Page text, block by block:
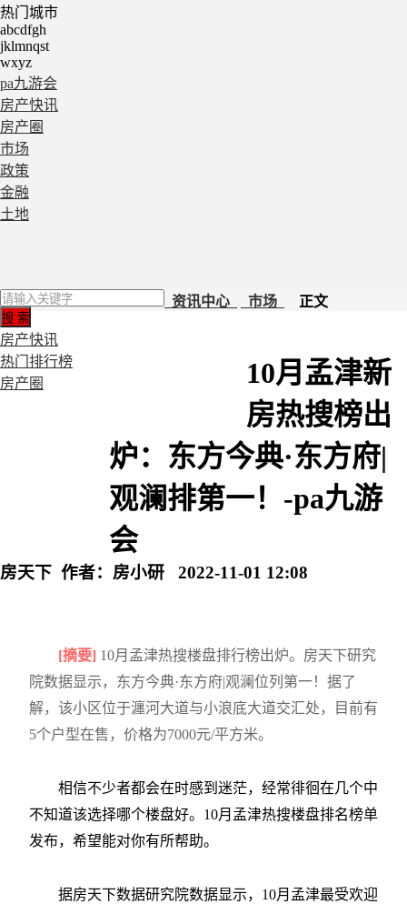
热门城市
abcdfgh
jklmnqst
wxyz
pa九游会
房产快讯
房产圈
市场
政策
金融
土地
房产快讯
热门排行榜
房产圈
资讯中心 市场 正文
10月孟津新
房热搜榜出
炉：东方今典·东方府|
观澜排第一！-pa九游
会
房天下 作者：房小研 2022-11-01 12:08
[摘要] 10月孟津热搜楼盘排行榜出炉。房天下研究
院数据显示，东方今典·东方府|观澜位列第一！据了
解，该小区位于瀍河大道与小浪底大道交汇处，目前有
5个户型在售，价格为7000元/平方米。
相信不少者都会在时感到迷茫，经常徘徊在几个中
不知道该选择哪个楼盘好。10月孟津热搜楼盘排名榜单
发布，希望能对你有所帮助。
据房天下数据研究院数据显示，10月孟津最受欢迎